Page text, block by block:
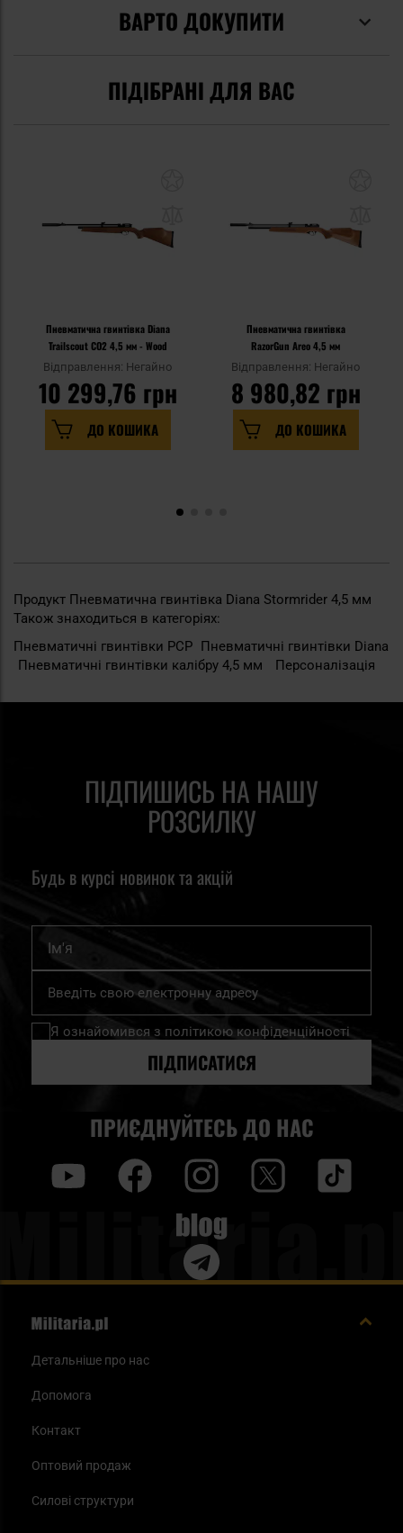
ВАРТО ДОКУПИТИ
ПІДІБРАНІ ДЛЯ ВАС
Пневматична гвинтівка Diana
Trailscout CO2 4,5 мм - Wood
Відправлення: Негайно
10 299,76 грн
ДО КОШИКА
Пневматична гвинтівка
RazorGun Areo 4,5 мм
Відправлення: Негайно
8 980,82 грн
ДО КОШИКА
Продукт Пневматична гвинтівка Diana Stormrider 4,5 мм
Також знаходиться в категоріях:
Пневматичні гвинтівки PCP Пневматичні гвинтівки Diana
Пневматичні гвинтівки калібру 4,5 мм
Персоналізація
ПІДПИШИСЬ НА НАШУ
РОЗСИЛКУ
Будь в курсі новинок та акцій
Підпишіться
нашу
розсилку
Я ознайомився з політикою конфіденційності
ПІДПИСАТИСЯ
ПРИЄДНУЙТЕСЬ ДО НАС
Blog
Детальніше про нас
Допомога
Контакт
Оптовий продаж
Силові структури